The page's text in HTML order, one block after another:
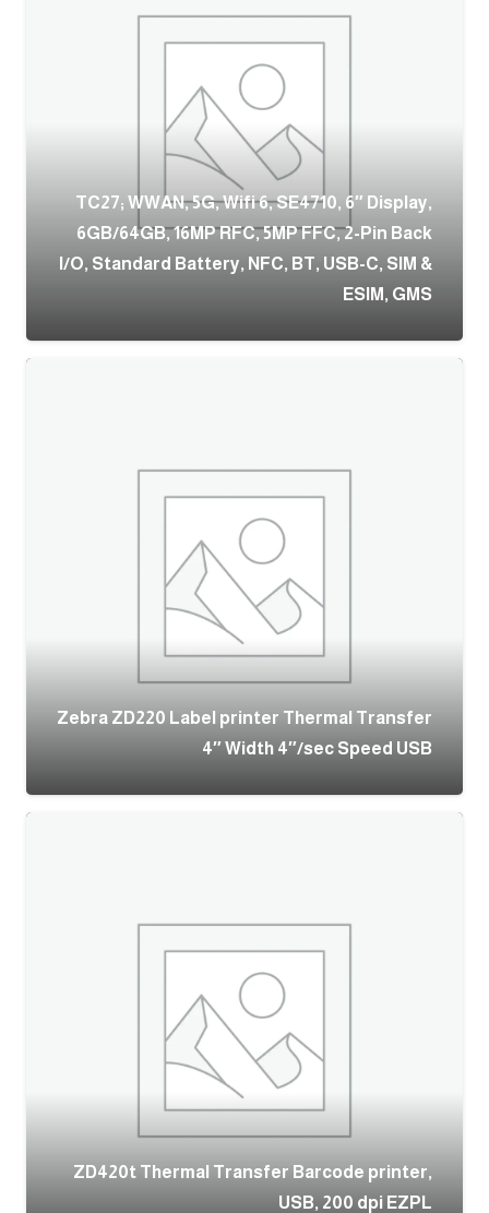
TC27; WWAN, 5G, Wifi 6, SE4710, 6″ Display,
6GB/64GB, 16MP RFC, 5MP FFC, 2-Pin Back
I/O, Standard Battery, NFC, BT, USB-C, SIM &
ESIM, GMS
Zebra ZD220 Label printer Thermal Transfer
4″ Width 4″/sec Speed USB
ZD420t Thermal Transfer Barcode printer,
USB, 200 dpi EZPL